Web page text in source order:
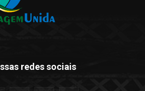
redes sociais